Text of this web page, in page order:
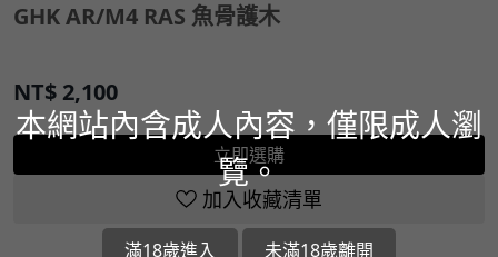
GHK AR/M4 RAS 魚骨護木
NT$ 2,100
立即選購
加入收藏清單
本網站內含成人內容，僅限成人瀏
覽。
滿18歲進入 未滿18歲離開